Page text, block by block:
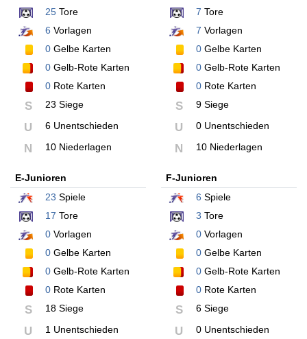
25 Tore
6 Vorlagen
0 Gelbe Karten
0 Gelb-Rote Karten
0 Rote Karten
S 23 Siege
U 6 Unentschieden
N 10 Niederlagen
7 Tore
7 Vorlagen
0Gelbe Karten
0Gelb-Rote Karten
0Rote Karten
S 9 Siege
U 0 Unentschieden
N 10 Niederlagen
E-Junioren
23 Spiele
17 Tore
0 Vorlagen
0 Gelbe Karten
0 Gelb-Rote Karten
0 Rote Karten
S 18 Siege
U 1 Unentschieden
F-Junioren
6 Spiele
3 Tore
0Vorlagen
0Gelbe Karten
0Gelb-Rote Karten
0Rote Karten
S 6 Siege
U 0 Unentschieden